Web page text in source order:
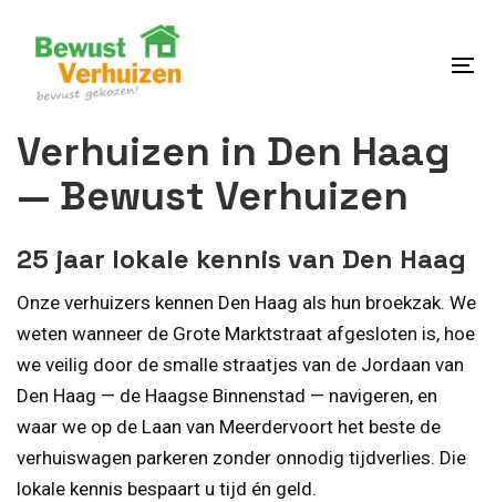
content
Verhuizen in Den Haag
— Bewust Verhuizen
25 jaar lokale kennis van Den Haag
Onze verhuizers kennen Den Haag als hun broekzak. We
weten wanneer de Grote Marktstraat afgesloten is, hoe
we veilig door de smalle straatjes van de Jordaan van
Den Haag — de Haagse Binnenstad — navigeren, en
waar we op de Laan van Meerdervoort het beste de
verhuiswagen parkeren zonder onnodig tijdverlies. Die
lokale kennis bespaart u tijd én geld.